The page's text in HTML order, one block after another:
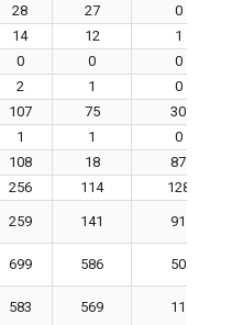
28 27
0
14 12
1
0 0
0
2 1
0
107 75
30
1 1
0
108 18
87
256 114 128
259 141 91
699 586 50
583 569 11